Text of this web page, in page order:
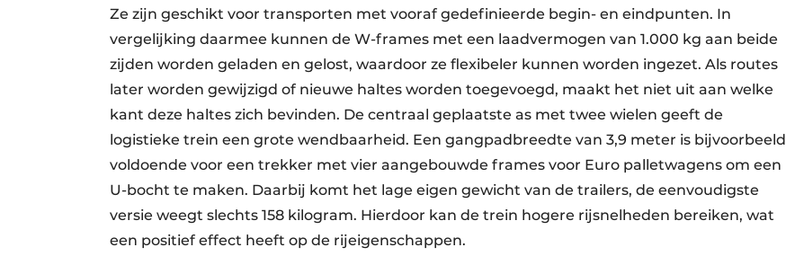
Ze zijn geschikt voor transporten met vooraf gedefinieerde begin- en eindpunten. In
vergelijking daarmee kunnen de W-frames met een laadvermogen van 1.000 kg aan beide
zijden worden geladen en gelost, waardoor ze flexibeler kunnen worden ingezet. Als routes
later worden gewijzigd of nieuwe haltes worden toegevoegd, maakt het niet uit aan welke
kant deze haltes zich bevinden. De centraal geplaatste as met twee wielen geeft de
logistieke trein een grote wendbaarheid. Een gangpadbreedte van 3,9 meter is bijvoorbeeld
voldoende voor een trekker met vier aangebouwde frames voor Euro palletwagens om een
U-bocht te maken. Daarbij komt het lage eigen gewicht van de trailers, de eenvoudigste
versie weegt slechts 158 kilogram. Hierdoor kan de trein hogere rijsnelheden bereiken, wat
een positief effect heeft op de rijeigenschappen.